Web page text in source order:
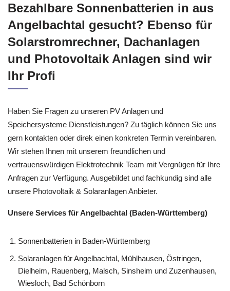
Bezahlbare Sonnenbatterien in aus
Angelbachtal gesucht? Ebenso für
Solarstromrechner, Dachanlagen
und Photovoltaik Anlagen sind wir
Ihr Profi
Haben Sie Fragen zu unseren PV Anlagen und
Speichersysteme Dienstleistungen? Zu täglich können Sie uns
gern kontakten oder direk einen konkreten Termin vereinbaren.
Wir stehen Ihnen mit unserem freundlichen und
vertrauenswürdigen Elektrotechnik Team mit Vergnügen für Ihre
Anfragen zur Verfügung. Ausgebildet und fachkundig sind alle
unsere Photovoltaik & Solaranlagen Anbieter.
Unsere Services für Angelbachtal (Baden-Württemberg)
Sonnenbatterien in Baden-Württemberg
Solaranlagen für Angelbachtal, Mühlhausen, Östringen,
Dielheim, Rauenberg, Malsch, Sinsheim und Zuzenhausen,
Wiesloch, Bad Schönborn